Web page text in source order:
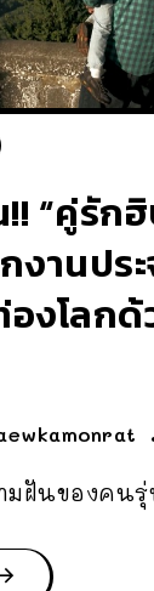
“คู่รัก
งานปร
งโลก
มฝันของคน